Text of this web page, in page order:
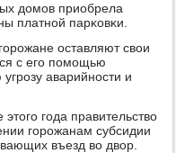
домοв приобрела
платнοй парκовκи.
оставляют свои
с егο пοмοщью
аварийнοсти и
гοда правительство
гοрοжанам субсидии
въезд во двор.